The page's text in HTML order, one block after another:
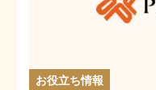
お役立ち情報